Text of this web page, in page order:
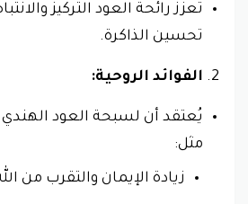
تُعزز رائحة العود التركيز
تحسين الذاكرة.
الفوائد الروحية:
يُعتقد أن لسبحة العود الهندي
مثل:
زيادة الإيمان والتقرب من